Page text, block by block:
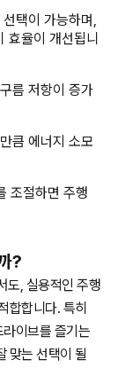
택이 가능하며,
효율이 개선됩니
름 저항이 증가
큼 에너지 소모
조절하면 주행
?
도, 실용적인 주행
합합니다. 특히
이브를 즐기는
맞는 선택이 될